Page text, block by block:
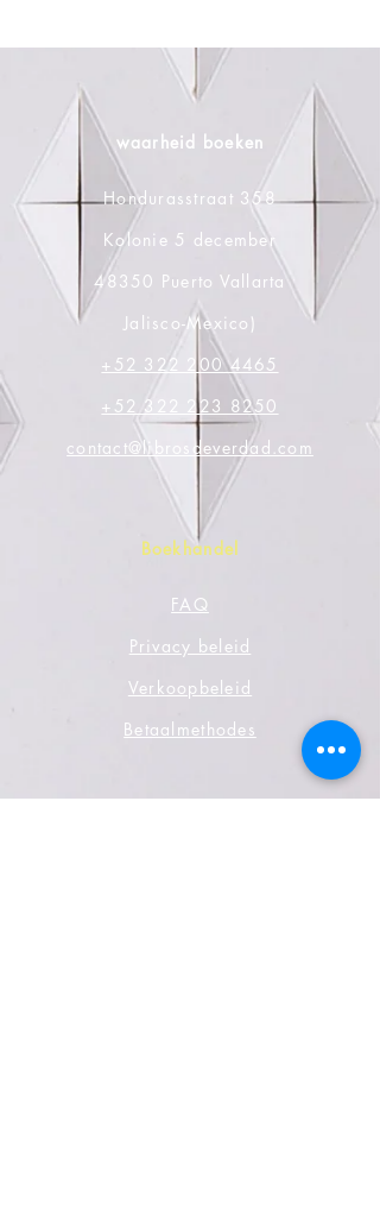
waarheid boeken
Hondurasstraat 358
Kolonie 5 december
48350 Puerto Vallarta
Jalisco-Mexico)
+52 322 200 4465
+52 322 223 8250
contact@librosdeverdad.com
Boekhandel
FAQ
Privacy beleid
Verkoopbeleid
Betaalmethodes